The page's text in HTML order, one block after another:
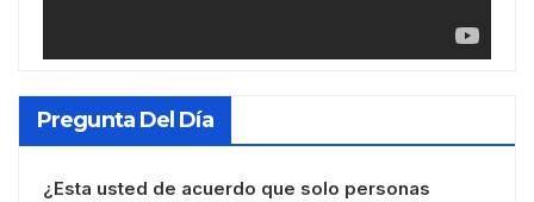
Pregunta Del Día
¿Esta usted de acuerdo que solo personas